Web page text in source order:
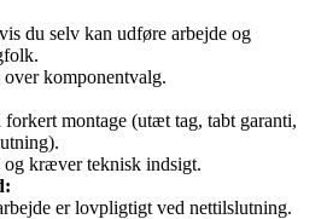
du selv kan udføre arbejde og
komponentvalg.
montage (utæt tag, tabt garanti,
kræver teknisk indsigt.
er lovpligtigt ved nettilslutning.